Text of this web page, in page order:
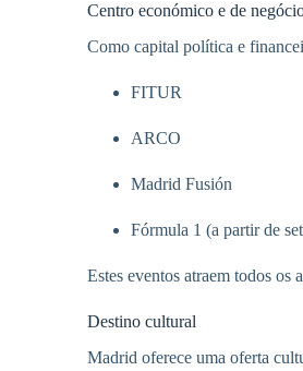
Centro económico e de
Como capital política e
FITUR
ARCO
Madrid Fusión
Fórmula 1 (a partir de
Estes eventos atraem todos os
Destino cultural
Madrid oferece uma oferta